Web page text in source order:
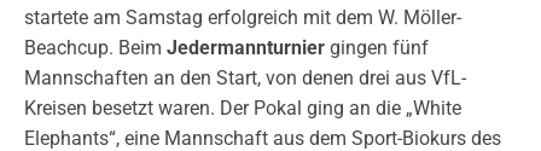
startete am Samstag erfolgreich mit dem W. Möller-
Beachcup. Beim Jedermannturnier gingen fünf
Mannschaften an den Start, von denen drei aus VfL-
Kreisen besetzt waren. Der Pokal ging an die „White
Elephants“, eine Mannschaft aus dem Sport-Biokurs des